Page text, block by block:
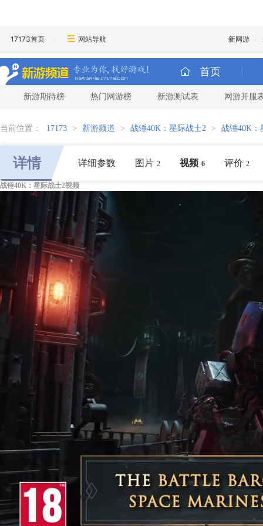
17173首页 网站导航 新网游
首页
新游期待榜 热门网游榜 新游测试表 网游开服
当前位置： 17173 > 新游频道 > 战锤40K：星际战士2 > 战锤40K：
详情 详细参数 图片 2 视频 6 评价 2
战锤40K：星际战士2视频